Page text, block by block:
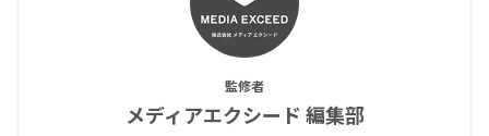
監修者
メディアエクシード 編集部